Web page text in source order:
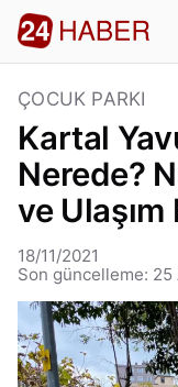
ÇOCUK PARKI
Kartal
Nerede?
ve
18/11/2021
Son güncelleme: